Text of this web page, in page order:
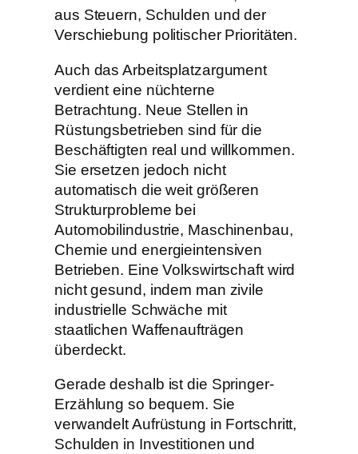
aus Steuern, Schulden und der
Verschiebung politischer Prioritäten.
Auch das Arbeitsplatzargument
verdient eine nüchterne
Betrachtung. Neue Stellen in
Rüstungsbetrieben sind für die
Beschäftigten real und willkommen.
Sie ersetzen jedoch nicht
automatisch die weit größeren
Strukturprobleme bei
Automobilindustrie, Maschinenbau,
Chemie und energieintensiven
Betrieben. Eine Volkswirtschaft wird
nicht gesund, indem man zivile
industrielle Schwäche mit
staatlichen Waffenaufträgen
überdeckt.
Gerade deshalb ist die Springer-
Erzählung so bequem. Sie
verwandelt Aufrüstung in Fortschritt,
Schulden in Investitionen und